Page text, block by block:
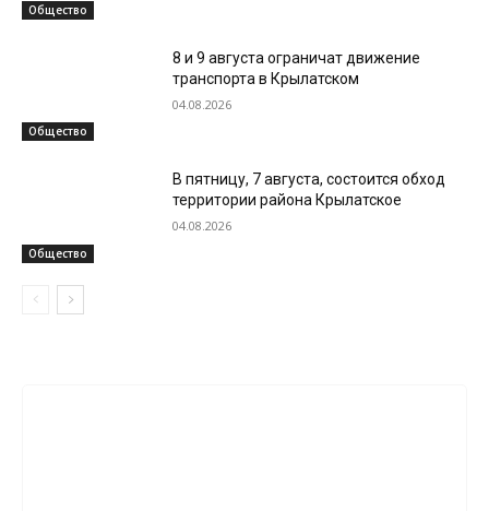
Общество
Общество
8 и 9 августа ограничат движение
транспорта в Крылатском
04.08.2026
Общество
В пятницу, 7 августа, состоится обход
территории района Крылатское
04.08.2026